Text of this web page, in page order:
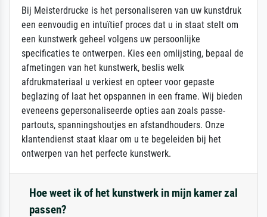
Bij Meisterdrucke is het personaliseren van uw kunstdruk
een eenvoudig en intuïtief proces dat u in staat stelt om
een kunstwerk geheel volgens uw persoonlijke
specificaties te ontwerpen. Kies een omlijsting, bepaal de
afmetingen van het kunstwerk, beslis welk
afdrukmateriaal u verkiest en opteer voor gepaste
beglazing of laat het opspannen in een frame. Wij bieden
eveneens gepersonaliseerde opties aan zoals passe-
partouts, spanningshoutjes en afstandhouders. Onze
klantendienst staat klaar om u te begeleiden bij het
ontwerpen van het perfecte kunstwerk.
Hoe weet ik of het kunstwerk in mijn kamer zal
passen?